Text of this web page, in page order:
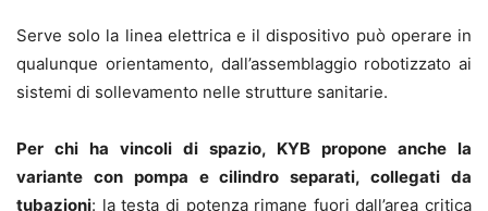
Serve solo la linea elettrica e il dispositivo può operare in
qualunque orientamento, dall’assemblaggio robotizzato ai
sistemi di sollevamento nelle strutture sanitarie.
Per chi ha vincoli di spazio, KYB propone anche la
variante con pompa e cilindro separati, collegati da
tubazioni: la testa di potenza rimane fuori dall’area critica